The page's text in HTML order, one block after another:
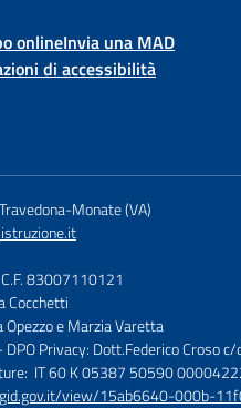
onlineInvia una MAD
di accessibilità
Monate (VA)
83007110121
Cocchetti
e Marzia Varetta
DPO Privacy: Dott.Federico Croso
IT 60 K 05387 50590
view/15ab6640-000b-